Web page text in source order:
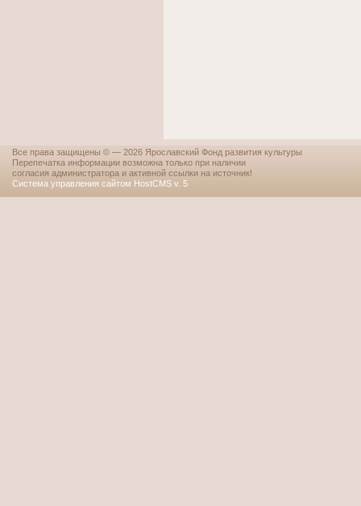
Все права защищены © — 2026 Ярославский Фонд развития культуры
Перепечатка информации возможна только при наличии
согласия администратора и активной ссылки на источник!
Система управления сайтом HostCMS v. 5